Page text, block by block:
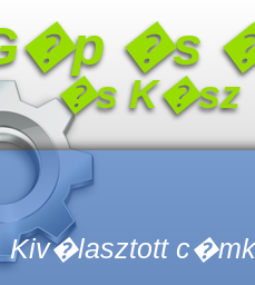
�s
�s K�sz
Kiv�lasztott